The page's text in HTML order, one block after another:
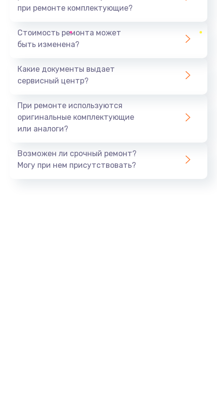
1440 руб.
Ремонт южного моста
Замена батарейки BIOS
Заказать
при ремонте комплектующие?
Стоимость ремонта может
быть изменена?
Какие документы выдает
сервисный центр?
При ремонте используются
оригинальные комплектующие
или аналоги?
Возможен ли срочный ремонт?
Могу при нем присутствовать?